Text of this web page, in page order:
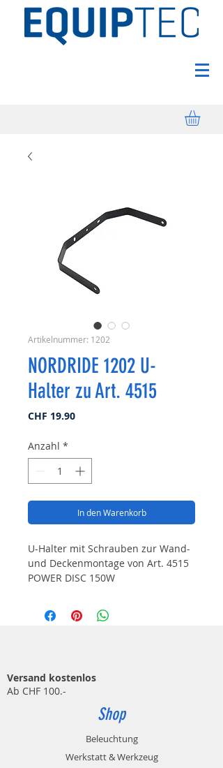
Artikelnummer: 1202
NORDRIDE 1202 U-
Halter zu Art. 4515
CHF 19.90Preis
Anzahl *
In den Warenkorb
U-Halter mit Schrauben zur Wand-
und Deckenmontage von Art. 4515
POWER DISC 150W
Versand kostenlos
Ab CHF 100.-
Shop
Beleuchtung
Werkstatt & Werkzeug